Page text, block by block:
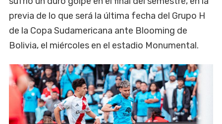
previa de lo que será la última fecha del Grupo H
de la Copa Sudamericana ante Blooming de
Bolivia, el miércoles en el estadio Monumental.